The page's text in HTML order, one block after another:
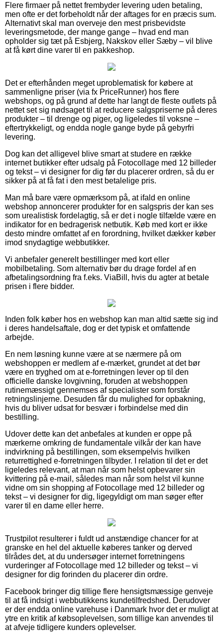
Flere firmaer på nettet frembyder levering uden betaling,
men ofte er det forbeholdt når der aftages for en præcis sum.
Alternativt skal man overveje den mest prisbevidste
leveringsmetode, der mange gange – hvad end man
opholder sig tæt på Esbjerg, Nakskov eller Sæby – vil blive
at få kørt dine varer til en pakkeshop.
Det er efterhånden meget uproblematisk for købere at
sammenligne priser (via fx PriceRunner) hos flere
webshops, og på grund af dette har langt de fleste outlets på
nettet set sig nødsaget til at reducere salgspriserne på deres
produkter – til drenge og piger, og ligeledes til voksne –
eftertrykkeligt, og endda nogle gange byde på gebyrfri
levering.
Dog kan det alligevel blive smart at studere en række
internet butikker efter udsalg på Fotocollage med 12 billeder
og tekst – vi designer for dig før du placerer ordren, så du er
sikker på at få fat i den mest betalelige pris.
Man må bare være opmærksom på, at ifald en online
webshop annoncerer produkter for en salgspris der kan ses
som urealistisk fordelagtig, så er det i nogle tilfælde være en
indikator for en bedragerisk netbutik. Køb med kort er ikke
desto mindre omfattet af en forordning, hvilket dækker køber
imod snydagtige webbutikker.
Vi anbefaler generelt bestillinger med kort eller
mobilbetaling. Som alternativ bør du drage fordel af en
afbetalingsordning fra f.eks. ViaBill, hvis du agter at betale
prisen i flere bidder.
Inden folk køber hos en webshop kan man altid sætte sig ind
i deres handelsaftale, dog er det typisk et omfattende
arbejde.
En nem løsning kunne være at se nærmere på om
webshoppen er medlem af e-mærket, grundet at det bør
være en tryghed om at e-forretningen lever op til den
officielle danske lovgivning, foruden at webshoppen
rutinemæssigt gennemses af specialister som forstår
retningslinjerne. Desuden får du mulighed for opbakning,
hvis du bliver udsat for besvær i forbindelse med din
bestilling.
Udover dette kan det anbefales at kunden er oppe på
mærkerne omkring de fundamentale vilkår der kan have
indvirkning på bestillingen, som eksempelvis hvilken
returrettighed e-forretningen tilbyder. I relation til det er det
ligeledes relevant, at man når som helst opbevarer sin
kvittering på e-mail, således man når som helst vil kunne
vidne om sin shopping af Fotocollage med 12 billeder og
tekst – vi designer for dig, ligegyldigt om man søger efter
varer til en dame eller herre.
Trustpilot resulterer i fuldt ud anstændige chancer for at
granske en hel del aktuelle køberes tanker og derved
tilrådes det, at du undersøger internet forretningens
vurderinger af Fotocollage med 12 billeder og tekst – vi
designer for dig forinden du placerer din ordre.
Facebook bringer dig tillige flere hensigtsmæssige genveje
til at få indsigt i webbutikkens kundetilfredshed. Derudover
er der endda online varehuse i Danmark hvor det er muligt at
ytre en kritik af købsoplevelsen, som tillige kan anvendes til
at afveje tidligere kunders oplevelser.